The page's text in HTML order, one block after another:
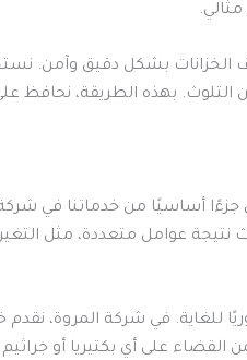
الخزانات بشكل دقيق وآمن.
التلوث. بهذه الطريقة،
جزءًا أساسيًا من خدماتنا في
عوامل متعددة، مثل
للغاية. في شركة المروة،
القضاء على أي بكتيريا أو